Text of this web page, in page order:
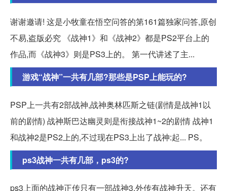
谢谢邀请! 这是小牧童在悟空问答的第161篇独家问答,原创
不易,盗版必究 《战神1》和《战神2》都是PS2平台上的
作品,而《战神3》则是PS3上的。 第一代讲述了主...
游戏“战神”一共有几部?那些是PSP上能玩的?
PSP上一共有2部战神,战神奥林匹斯之链(剧情是战神1以
前的剧情) 战神斯巴达幽灵则是衔接战神1~2的剧情 战神1
和战神2是PS2上的,不过现在PS3上出了战神:起... PS。
ps3战神一共有几部，ps3的?
ps3上面的战神正传只有一部战神3,外传有战神升天。还有